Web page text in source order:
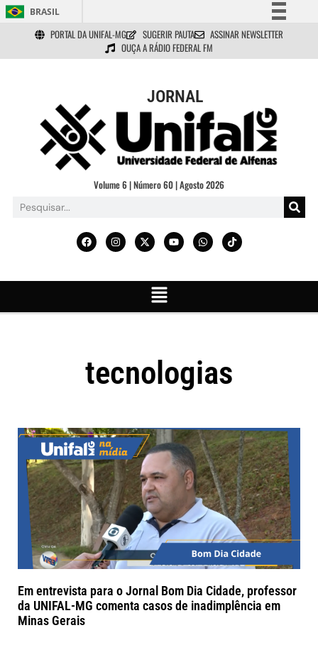
BRASIL
Simplifique!
Comunica BR
Acesso à informação
Legislação
Canais
PORTAL DA UNIFAL-MG SUGERIR PAUTA
ASSINAR NEWSLETTER
OUÇA A RÁDIO FEDERAL FM
JORNAL
Volume 6 | Número 60 | Agosto 2026
tecnologias
Em entrevista para o Jornal Bom Dia Cidade, professor
da UNIFAL-MG comenta casos de inadimplência em
Minas Gerais